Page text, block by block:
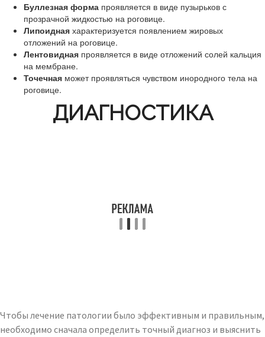
Буллезная форма проявляется в виде пузырьков с
прозрачной жидкостью на роговице.
Липоидная характеризуется появлением жировых
отложений на роговице.
Лентовидная проявляется в виде отложений солей кальция
на мембране.
Точечная может проявляться чувством инородного тела на
роговице.
ДИАГНОСТИКА
Чтобы лечение патологии было эффективным и правильным,
необходимо сначала определить точный диагноз и выяснить